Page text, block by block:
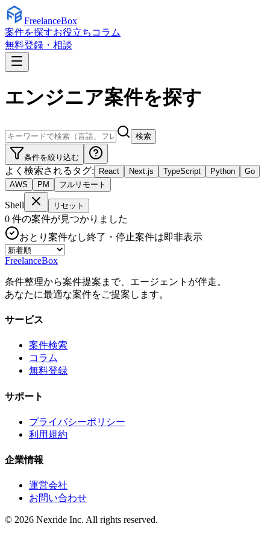
FreelanceBox
案件を探すお役立ちコラム
無料登録・相談
エンジニア案件を探す
検索
条件を絞り込む
よく検索されるタグ: React Next.js TypeScript Python
Go
AWS
PM フルリモート
Shell リセット
0 件の案件が見つかりました
おとり案件なし終了・停止案件は即非表示
FreelanceBox
条件整理から案件提案まで、エージェントが伴走。
あなたに最適な案件をご提案します。
サービス
案件検索
コラム
無料登録
サポート
プライバシーポリシー
利用規約
企業情報
運営会社
お問い合わせ
© 2026 Nexride Inc. All rights reserved.